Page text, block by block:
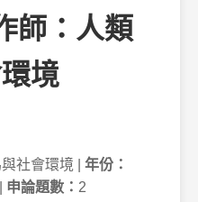
師：人類
境
社會環境 | 年份：
申論題數： 2